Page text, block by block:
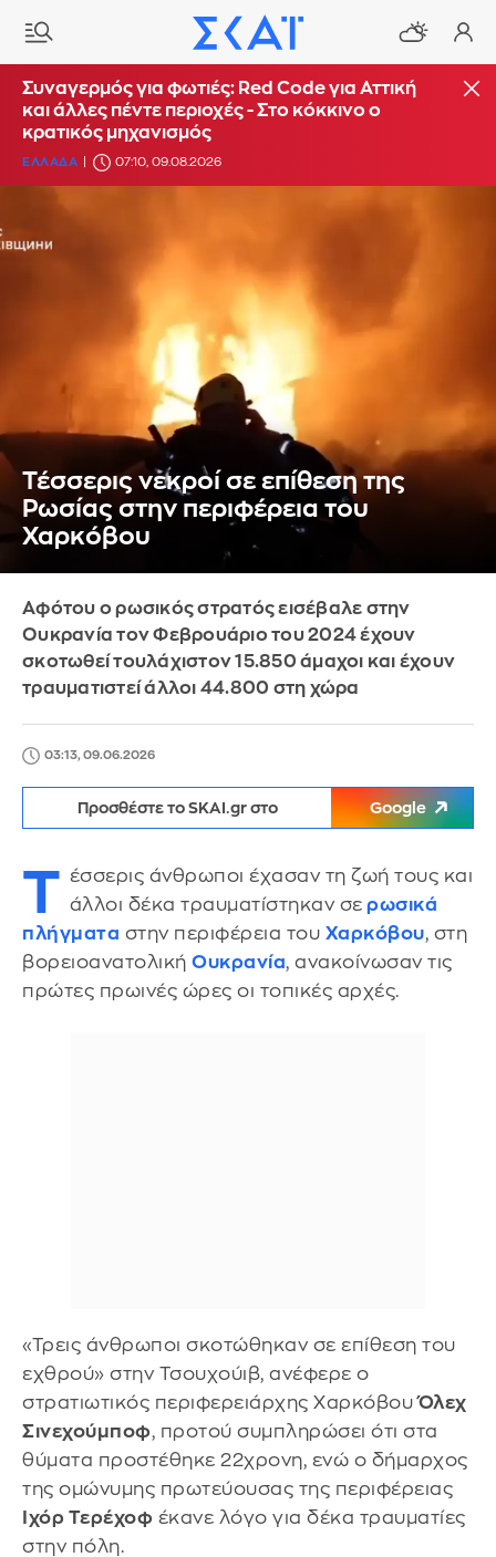
Συναγερμός για φωτιές: Red Code για Αττική
και άλλες πέντε περιοχές - Στο κόκκινο ο
κρατικός μηχανισμός
ΕΛΛΑΔΑ 07:10, 09.08.2026
Τέσσερις νεκροί σε επίθεση της
Ρωσίας στην περιφέρεια του
Χαρκόβου
Αφότου ο ρωσικός στρατός εισέβαλε στην
Ουκρανία τον Φεβρουάριο του 2024 έχουν
σκοτωθεί τουλάχιστον 15.850 άμαχοι και έχουν
τραυματιστεί άλλοι 44.800 στη χώρα
03:13, 09.06.2026
Προσθέστε το SKAI.gr στο Google
Τ έσσερις άνθρωποι έχασαν τη ζωή τους και
άλλοι δέκα τραυματίστηκαν σε ρωσικά
πλήγματα στην περιφέρεια του Χαρκόβου, στη
βορειοανατολική Ουκρανία, ανακοίνωσαν τις
πρώτες πρωινές ώρες οι τοπικές αρχές.
«Τρεις άνθρωποι σκοτώθηκαν σε επίθεση του
εχθρού» στην Τσουχούιβ, ανέφερε ο
στρατιωτικός περιφερειάρχης ΧαρκόβουΌλεχ
Σινεχούμποφ, προτού συμπληρώσει ότι στα
θύματα προστέθηκε 22χρονη, ενώ ο δήμαρχος
της ομώνυμης πρωτεύουσας της περιφέρειας
Ιχόρ Τερέχοφ έκανε λόγο για δέκα τραυματίες
στην πόλη.